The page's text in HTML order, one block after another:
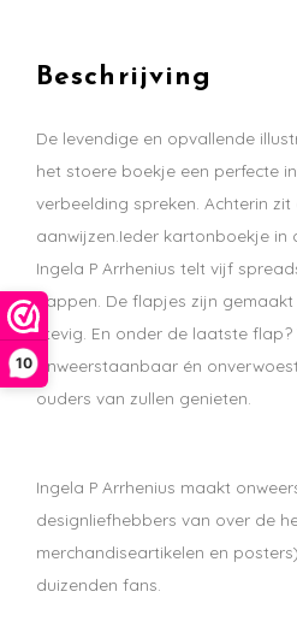
10
Beschrijving
De levendige en opvallende
het stoere boekje een perfecte
verbeelding spreken. Achterin
aanwijzen.Ieder kartonboekje
Ingela P Arrhenius telt vijf
flappen. De flapjes zijn
stevig. En onder de laatste
onweerstaanbaar én
ouders van zullen genieten.
Ingela P Arrhenius maakt
designliefhebbers van over de
merchandiseartikelen en
duizenden fans.